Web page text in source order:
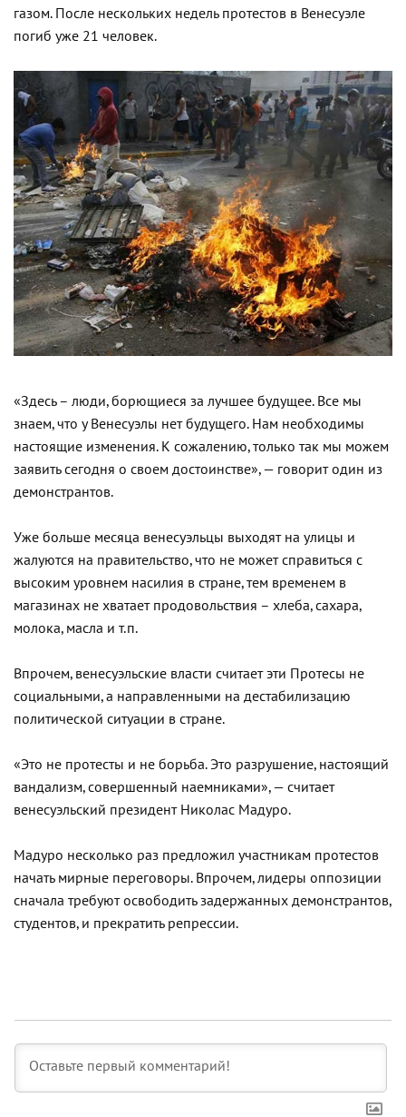
газом. После нескольких недель протестов в Венесуэле
погиб уже 21 человек.
«Здесь – люди, борющиеся за лучшее будущее. Все мы
знаем, что у Венесуэлы нет будущего. Нам необходимы
настоящие изменения. К сожалению, только так мы можем
заявить сегодня о своем достоинстве», — говорит один из
демонстрантов.
Уже больше месяца венесуэльцы выходят на улицы и
жалуются на правительство, что не может справиться с
высоким уровнем насилия в стране, тем временем в
магазинах не хватает продовольствия – хлеба, сахара,
молока, масла и т.п.
Впрочем, венесуэльские власти считает эти Протесы не
социальными, а направленными на дестабилизацию
политической ситуации в стране.
«Это не протесты и не борьба. Это разрушение, настоящий
вандализм, совершенный наемниками», — считает
венесуэльский президент Николас Мадуро.
Мадуро несколько раз предложил участникам протестов
начать мирные переговоры. Впрочем, лидеры оппозиции
сначала требуют освободить задержанных демонстрантов,
студентов, и прекратить репрессии.